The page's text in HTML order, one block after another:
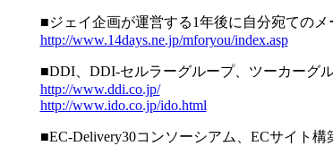
■ジェイ企画が運営する1年後に自分宛ての
http://www.14days.ne.jp/mforyou/index.asp
■DDI、DDI-セルラーグループ、ツーカーグ
http://www.ddi.co.jp/
http://www.ido.co.jp/ido.html
■EC-Delivery30コンソーシアム、ECサイト